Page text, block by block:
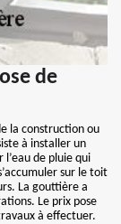
de
la construction ou
à installer un
de pluie qui
sur le toit
La gouttière a
Le prix pose
à effectuer.